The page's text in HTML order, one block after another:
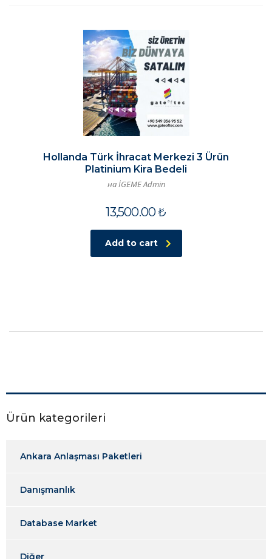
Hollanda Türk İhracat Merkezi 3 Ürün
Platinium Kira Bedeli
на İGEME Admin
13,500.00₺
Add to cart
Ürün kategorileri
Ankara Anlaşması Paketleri
Danışmanlık
Database Market
Diğer